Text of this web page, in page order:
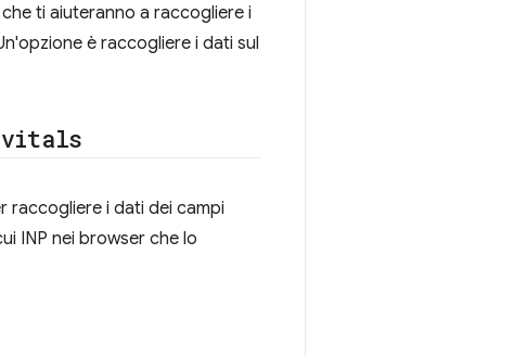
ti aiuteranno a raccogliere i
è raccogliere i dati sul
vitals
raccogliere i dati dei campi
INP nei browser che lo